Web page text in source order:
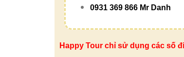
0931 369 866 Mr Danh
Happy Tour chỉ sử dụng các số